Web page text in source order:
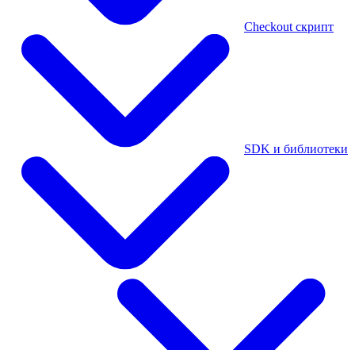
Checkout скрипт
SDK и библиотеки